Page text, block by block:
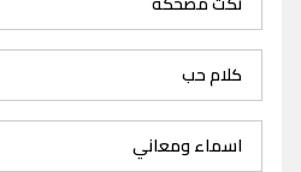
كلام حب
اسماء ومعاني